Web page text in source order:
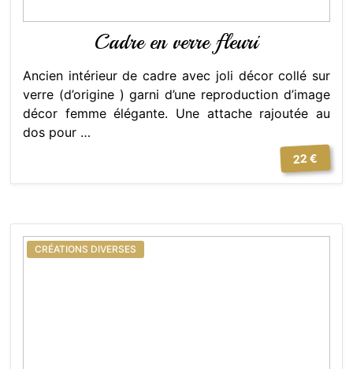
Cadre en verre fleuri
Ancien intérieur de cadre avec joli décor collé sur
verre (d’origine ) garni d’une reproduction d’image
décor femme élégante. Une attache rajoutée au
dos pour …
22 €
CRÉATIONS DIVERSES